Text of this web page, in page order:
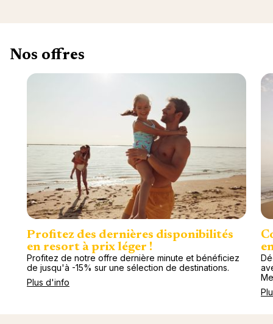
Nos offres
Profitez des dernières disponibilités
en resort à prix léger !
Profitez de notre offre dernière minute et bénéficiez
de jusqu'à -15% sur une sélection de destinations.
Plus d'info